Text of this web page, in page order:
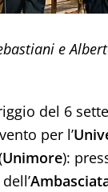
e
del 6
per l’
Unimore):